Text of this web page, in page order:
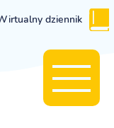
dziennik